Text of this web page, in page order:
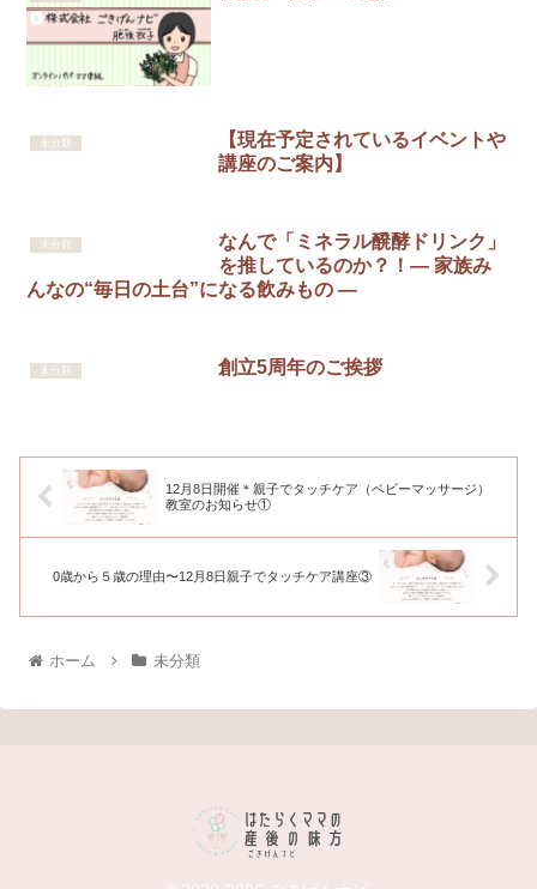
未分類
【現在予定されているイベントや
講座のご案内】
未分類
なんで「ミネラル醗酵ドリンク」
を推しているのか？！― 家族み
んなの“毎日の土台”になる飲みもの ―
未分類 創立5周年のご挨拶
12月8日開催＊親子でタッチケア（ベビーマッサージ）
教室のお知らせ①
0歳から５歳の理由〜12月8日親子でタッチケア講座③
ホーム 未分類